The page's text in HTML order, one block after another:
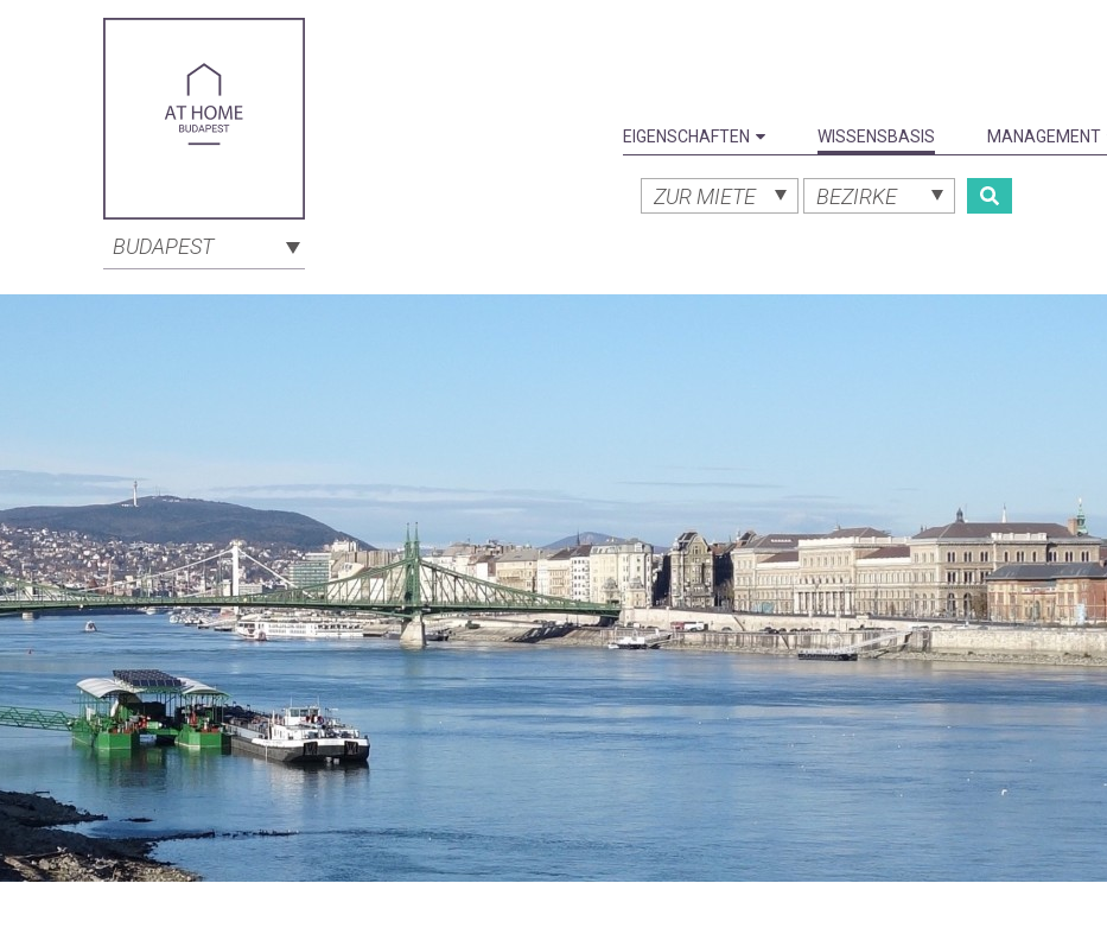
BUDAPEST
EIGENSCHAFTEN WISSENSBASIS MANAGEMENT
ZUR MIETE BEZIRKE